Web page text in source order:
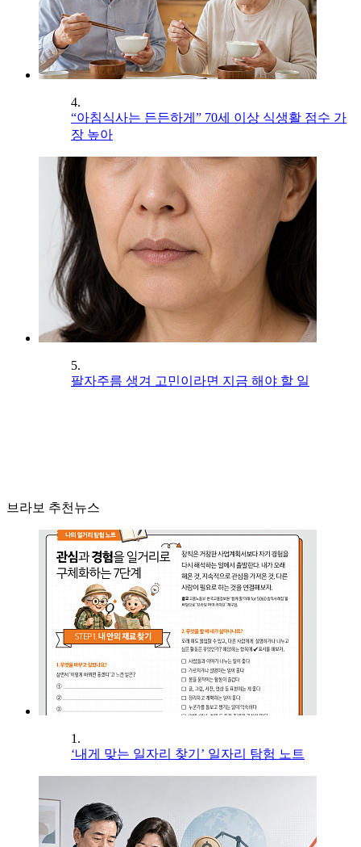
4.
“아침식사는 든든하게” 70세 이상 식생활 점수 가
장 높아
5.
팔자주름 생겨 고민이라면 지금 해야 할 일
브라보 추천뉴스
1.
‘내게 맞는 일자리 찾기’ 일자리 탐험 노트